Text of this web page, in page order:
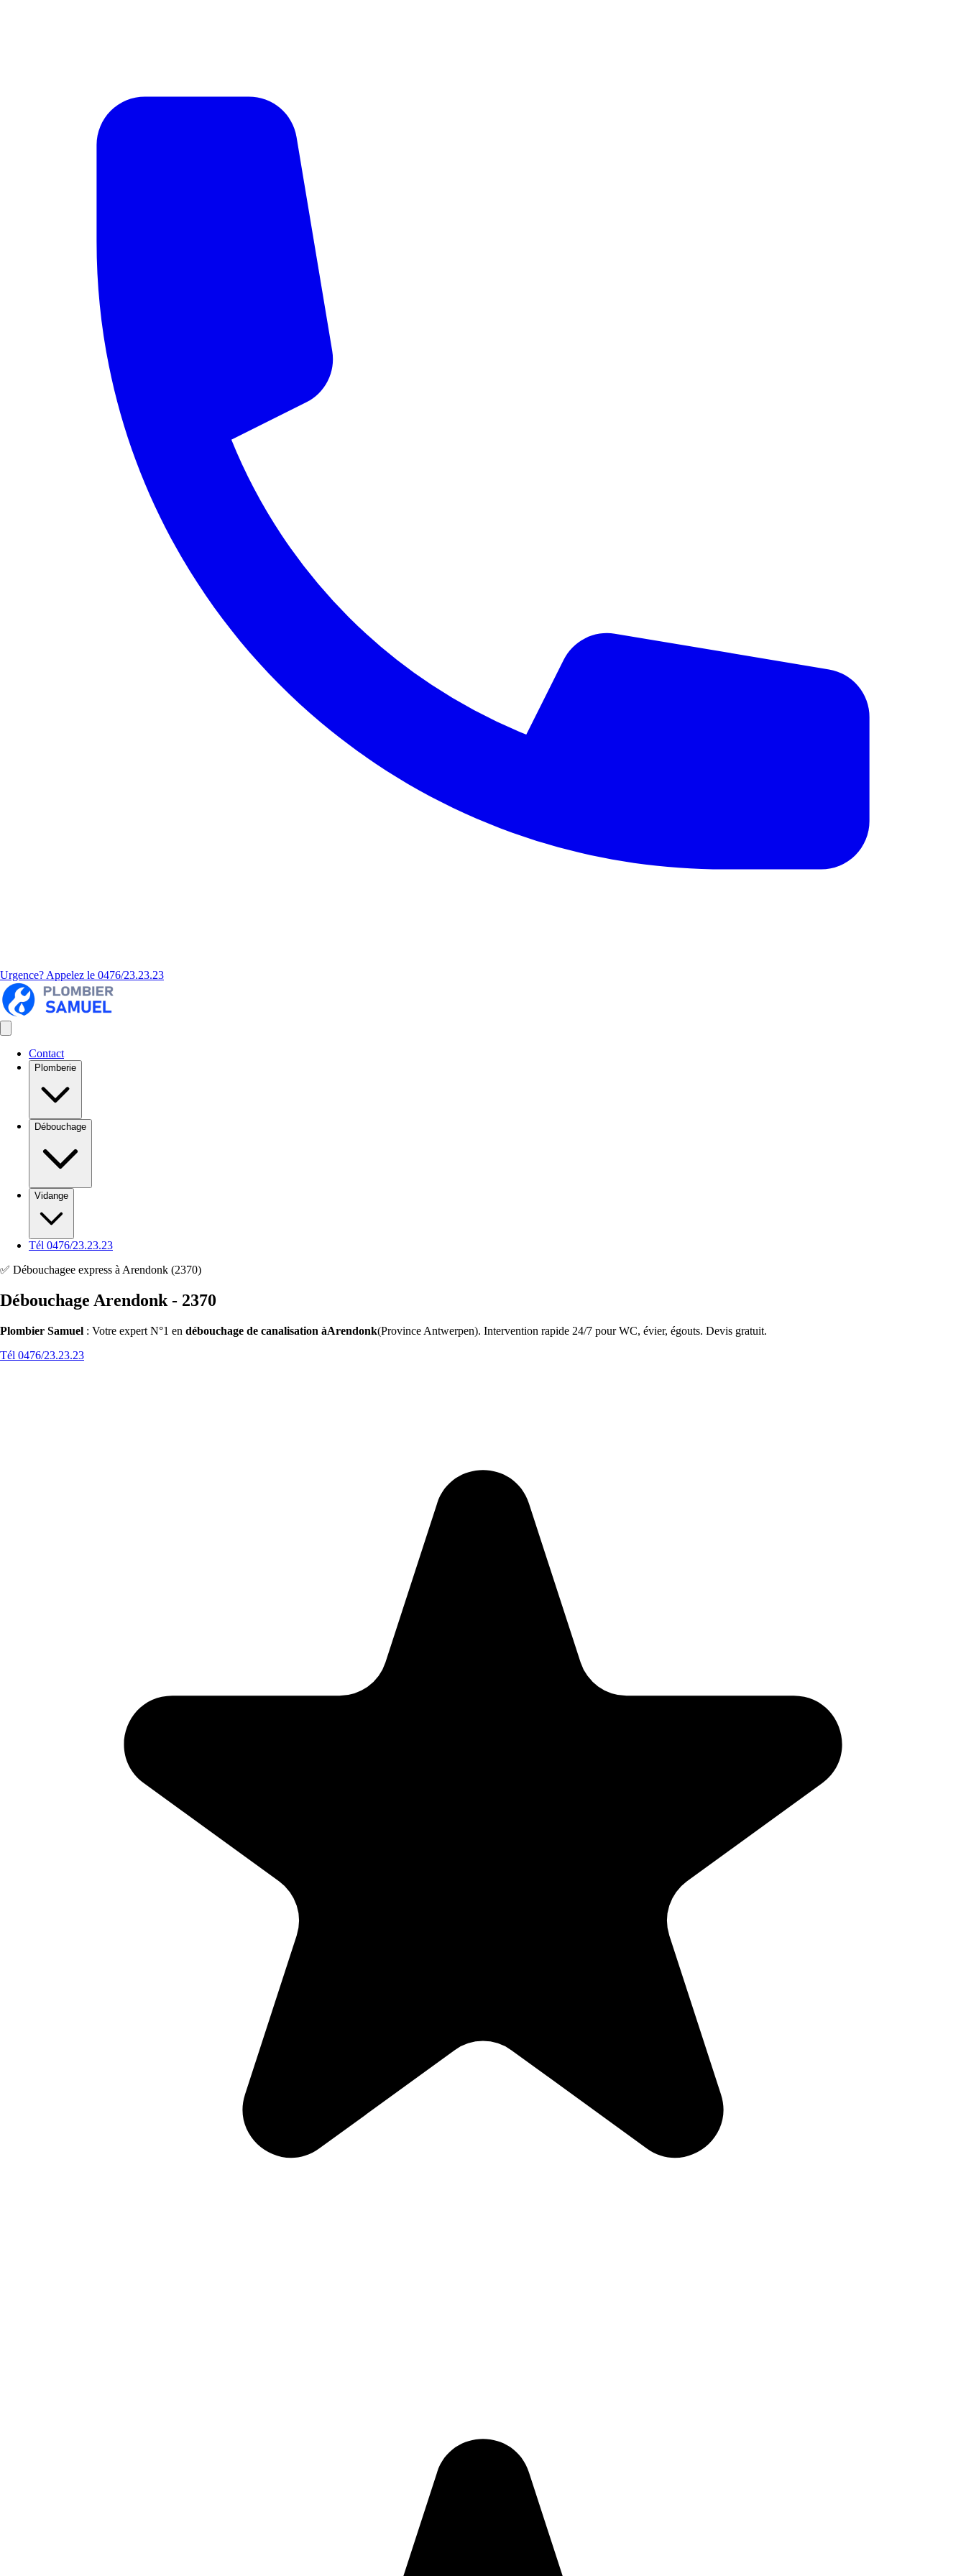
Urgence? Appelez le 0476/23.23.23
Contact
Plomberie
Débouchage
Vidange
Tél 0476/23.23.23
✅ Débouchagee express à Arendonk (2370)
Débouchage Arendonk - 2370
Plombier Samuel : Votre expert N°1 en débouchage de canalisation àArendonk(Province Antwerpen). Intervention rapide 24/7 pour WC, évier, égouts. Devis gratuit.
Tél 0476/23.23.23